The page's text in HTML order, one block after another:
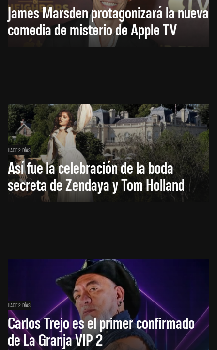
James Marsden protagonizará la nueva
comedia de misterio de Apple TV
HACE 2 DÍAS
Así fue la celebración de la boda
secreta de Zendaya y Tom Holland
HACE 2 DÍAS
Carlos Trejo es el primer confirmado
de La Granja VIP 2